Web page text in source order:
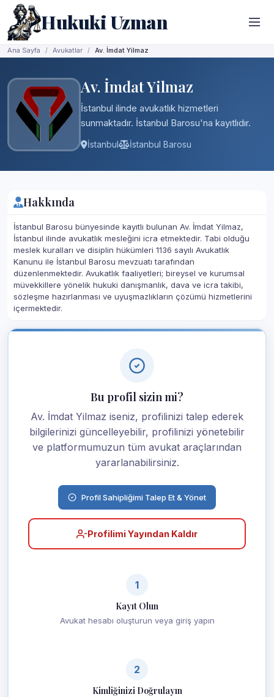
Hukuki Uzman
Ana Sayfa Avukatlar Av. İmdat Yilmaz
Av. İmdat Yilmaz
İstanbul ilinde avukatlık hizmetleri
sunmaktadır. İstanbul Barosu'na kayıtlıdır.
İstanbul İstanbul Barosu
Hakkında
İstanbul Barosu bünyesinde kayıtlı bulunan Av. İmdat Yilmaz,
İstanbul ilinde avukatlık mesleğini icra etmektedir. Tabi olduğu
meslek kuralları ve disiplin hükümleri 1136 sayılı Avukatlık
Kanunu ile İstanbul Barosu mevzuatı tarafından
düzenlenmektedir. Avukatlık faaliyetleri; bireysel ve kurumsal
müvekkillere yönelik hukuki danışmanlık, dava ve icra takibi,
sözleşme hazırlanması ve uyuşmazlıkların çözümü hizmetlerini
içermektedir.
Bu profil sizin mi?
Av. İmdat Yilmaz iseniz, profilinizi talep ederek
bilgilerinizi güncelleyebilir, profilinizi yönetebilir
ve platformumuzun tüm avukat araçlarından
yararlanabilirsiniz.
Profil Sahipliğimi Talep Et & Yönet
Profilimi Yayından Kaldır
1
Kayıt Olun
Avukat hesabı oluşturun veya giriş yapın
2
Kimliğinizi Doğrulayın